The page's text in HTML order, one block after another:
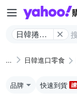
日韓捲心
棒餅日韓進口零食
品牌 快速到貨